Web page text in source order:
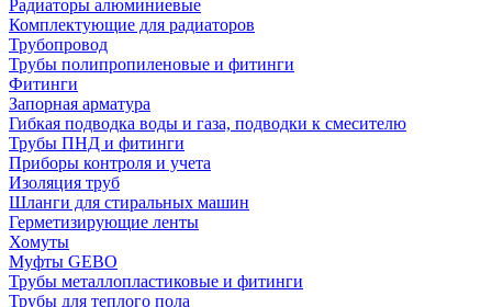
Радиаторы алюминиевые
Комплектующие для радиаторов
Трубопровод
Трубы полипропиленовые и фитинги
Фитинги
Запорная арматура
Гибкая подводка воды и газа, подводки к смесителю
Трубы ПНД и фитинги
Приборы контроля и учета
Изоляция труб
Шланги для стиральных машин
Герметизирующие ленты
Хомуты
Муфты GEBO
Трубы металлопластиковые и фитинги
Трубы для теплого пола